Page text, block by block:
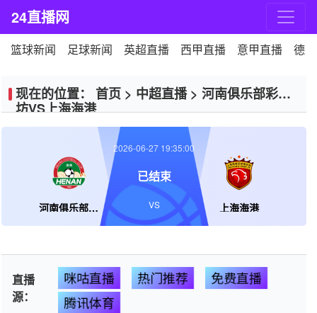
24直播网
篮球新闻 足球新闻 英超直播 西甲直播 意甲直播 德
现在的位置： 首页 > 中超直播> 河南俱乐部彩陶
坊VS上海海港
河南俱乐部彩陶坊 上海海港
2026-06-27 19:35:00
已结束
VS
直播
源：
咪咕直播 热门推荐
免费直播
腾讯体育